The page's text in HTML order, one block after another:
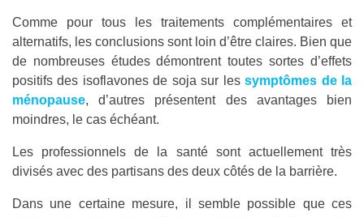
Comme pour tous les traitements complémentaires et
alternatifs, les conclusions sont loin d’être claires. Bien que
de nombreuses études démontrent toutes sortes d’effets
positifs des isoflavones de soja sur lessymptômes de la
ménopause, d’autres présentent des avantages bien
moindres, le cas échéant.
Les professionnels de la santé sont actuellement très
divisés avec des partisans des deux côtés de la barrière.
Dans une certaine mesure, il semble possible que ces